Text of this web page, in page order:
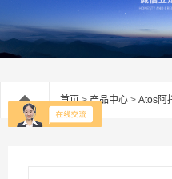
首页>产品中心 > Atos阿